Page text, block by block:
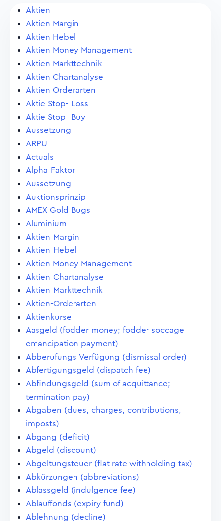
Aktien
Aktien Margin
Aktien Hebel
Aktien Money Management
Aktien Markttechnik
Aktien Chartanalyse
Aktien Orderarten
Aktie Stop- Loss
Aktie Stop- Buy
Aussetzung
ARPU
Actuals
Alpha-Faktor
Aussetzung
Auktionsprinzip
AMEX Gold Bugs
Aluminium
Aktien-Margin
Aktien-Hebel
Aktien Money Management
Aktien-Chartanalyse
Aktien-Markttechnik
Aktien-Orderarten
Aktienkurse
Aasgeld (fodder money; fodder soccage
emancipation payment)
Abberufungs-Verfügung (dismissal order)
Abfertigungsgeld (dispatch fee)
Abfindungsgeld (sum of acquittance;
termination pay)
Abgaben (dues, charges, contributions,
imposts)
Abgang (deficit)
Abgeld (discount)
Abgeltungsteuer (flat rate withholding tax)
Abkürzungen (abbreviations)
Ablassgeld (indulgence fee)
Ablauffonds (expiry fund)
Ablehnung (decline)